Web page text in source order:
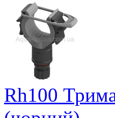
Rh100